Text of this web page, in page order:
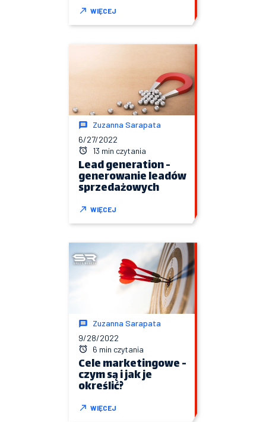
WIĘCEJ
Zuzanna Sarapata
6/27/2022
13 min czytania
Lead generation -
generowanie leadów
sprzedażowych
WIĘCEJ
Zuzanna Sarapata
9/28/2022
6 min czytania
Cele marketingowe -
czym są i jak je
określić?
WIĘCEJ